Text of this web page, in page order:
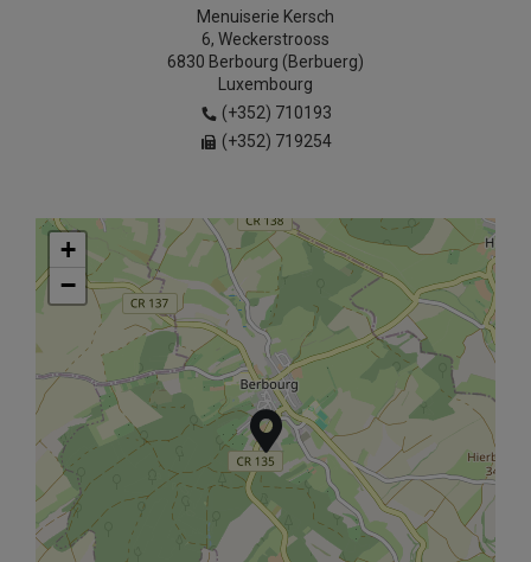
Menuiserie Kersch
6, Weckerstrooss
6830 Berbourg (Berbuerg)
Luxembourg
(+352) 710193
(+352) 719254
+
−
+
−